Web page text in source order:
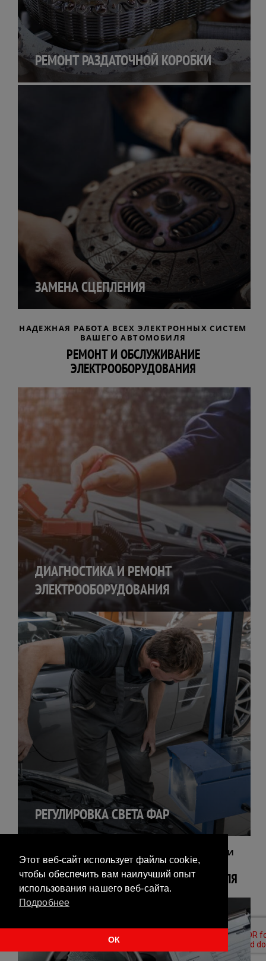
РЕМОНТ РАЗДАТОЧНОЙ КОРОБКИ
ЗАМЕНА СЦЕПЛЕНИЯ
НАДЕЖНАЯ РАБОТА ВСЕХ ЭЛЕКТРОННЫХ СИСТЕМ
ВАШЕГО АВТОМОБИЛЯ
РЕМОНТ И ОБСЛУЖИВАНИЕ
ЭЛЕКТРООБОРУДОВАНИЯ
ДИАГНОСТИКА И РЕМОНТ
ЭЛЕКТРООБОРУДОВАНИЯ
РЕГУЛИРОВКА СВЕТА ФАР
ТОЧНАЯ ДИАГНОСТИКА ДЛЯ ВЫЯВЛЕНИЯ И
УСТРАНЕНИЯ ПРОБЛЕМ
ПРОВЕРКА И ДИАГНОСТИКА АВТОМОБИЛЯ
Этот веб-сайт использует файлы cookie,
чтобы обеспечить вам наилучший опыт
использования нашего веб-сайта.
Подробнее
ОК